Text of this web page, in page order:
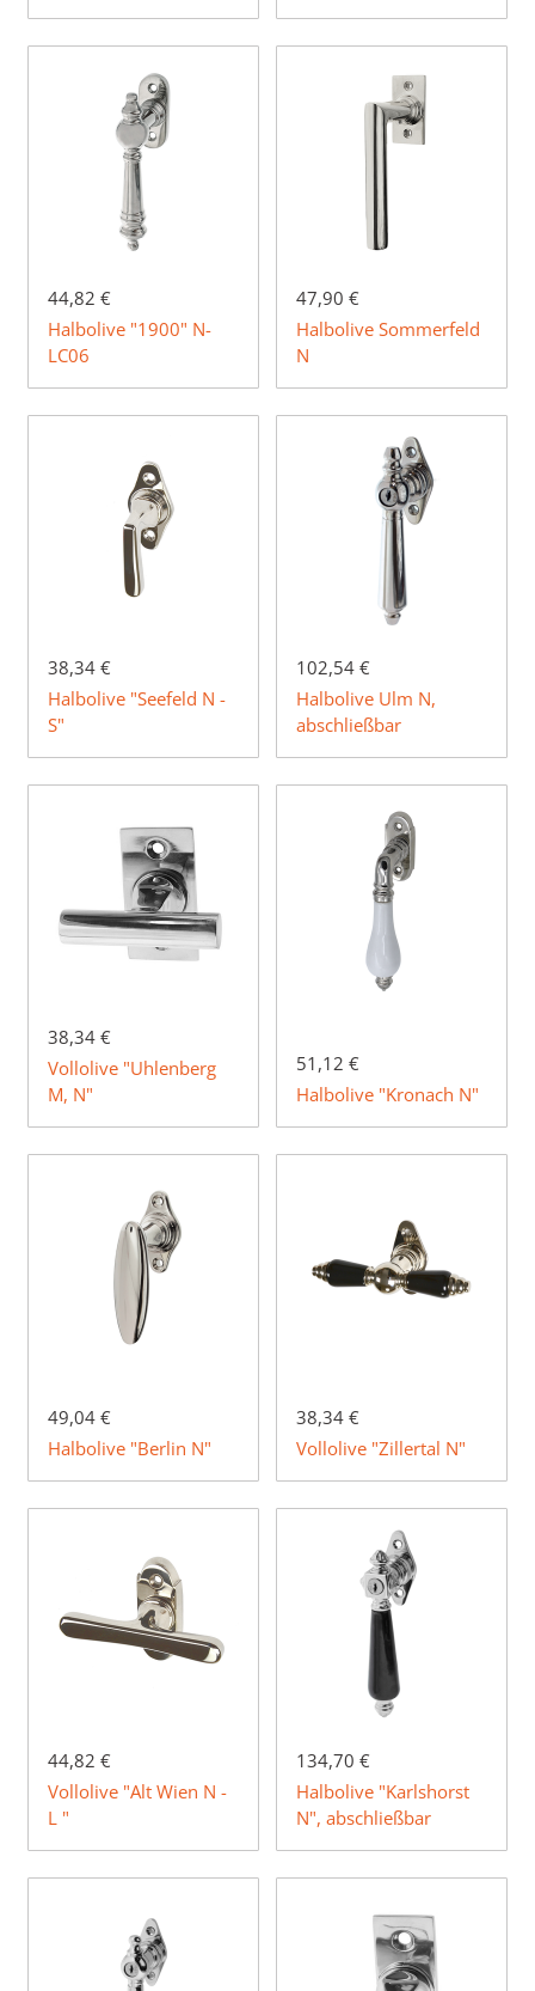
44,82 €
Halbolive "1900" N-
LC06
47,90 €
Halbolive Sommerfeld
N
38,34 €
Halbolive "Seefeld N -
S"
102,54 €
Halbolive Ulm N,
abschließbar
38,34 €
Vollolive "Uhlenberg
M, N"
51,12 €
Halbolive "Kronach N"
49,04 €
Halbolive "Berlin N"
38,34 €
Vollolive "Zillertal N"
44,82 €
Vollolive "Alt Wien N -
L "
134,70 €
Halbolive "Karlshorst
N", abschließbar